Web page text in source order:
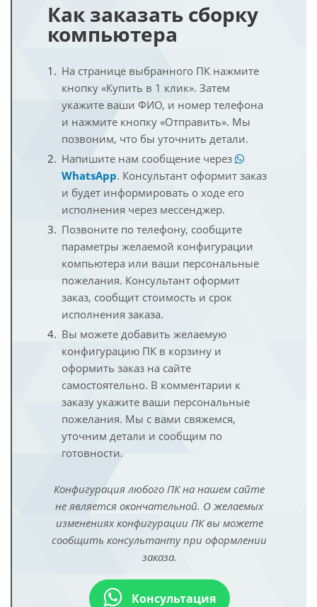
Как заказать сборку
компьютера
На странице выбранного ПК нажмите
кнопку «Купить в 1 клик». Затем
укажите ваши ФИО, и номер телефона
и нажмите кнопку «Отправить». Мы
позвоним, что бы уточнить детали.
Напишите нам сообщение через
WhatsApp. Консультант оформит заказ
и будет информировать о ходе его
исполнения через мессенджер.
Позвоните по телефону, сообщите
параметры желаемой конфигурации
компьютера или ваши персональные
пожелания. Консультант оформит
заказ, сообщит стоимость и срок
исполнения заказа.
Вы можете добавить желаемую
конфигурацию ПК в корзину и
оформить заказ на сайте
самостоятельно. В комментарии к
заказу укажите ваши персональные
пожелания. Мы с вами свяжемся,
уточним детали и сообщим по
готовности.
Конфигурация любого ПК на нашем сайте
не является окончательной. О желаемых
изменениях конфигурации ПК вы можете
сообщить консультанту при оформлении
заказа.
Консультация